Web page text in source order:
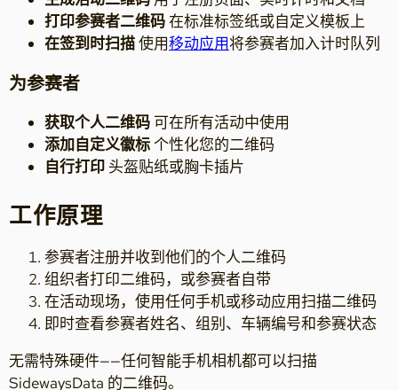
打印参赛者二维码在标准标签纸或自定义模板上
在签到时扫描使用移动应用将参赛者加入计时队列
为参赛者
获取个人二维码 可在所有活动中使用
添加自定义徽标个性化您的二维码
自行打印 头盔贴纸或胸卡插片
工作原理
参赛者注册并收到他们的个人二维码
组织者打印二维码，或参赛者自带
在活动现场，使用任何手机或移动应用扫描二维码
即时查看参赛者姓名、组别、车辆编号和参赛状态
无需特殊硬件——任何智能手机相机都可以扫描
SidewaysData 的二维码。